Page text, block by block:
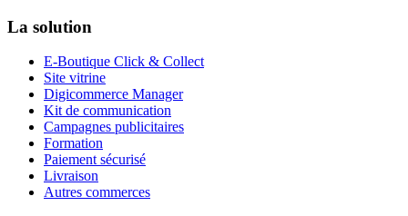
La solution
E-Boutique Click & Collect
Site vitrine
Digicommerce Manager
Kit de communication
Campagnes publicitaires
Formation
Paiement sécurisé
Livraison
Autres commerces